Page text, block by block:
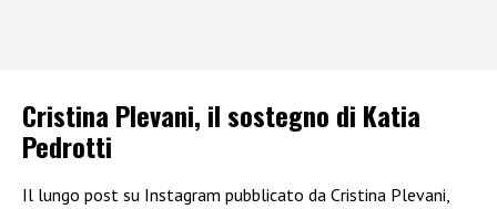
Cristina Plevani, il sostegno di Katia
Pedrotti
Il lungo post su Instagram pubblicato da Cristina Plevani,